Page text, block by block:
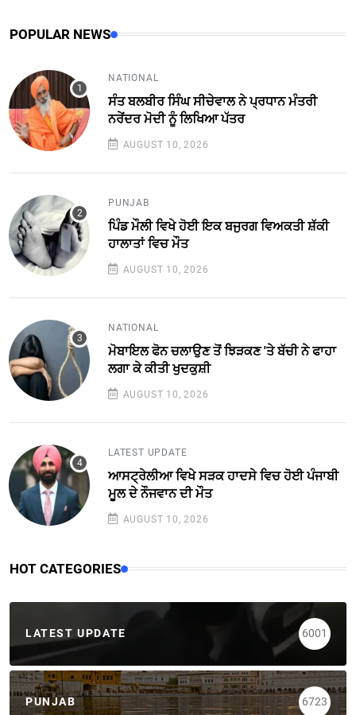
POPULAR NEWS
NATIONAL
ਸੰਤ ਬਲਬੀਰ ਸਿੰਘ ਸੀਚੇਵਾਲ ਨੇ ਪ੍ਰਧਾਨ ਮੰਤਰੀ
ਨਰੇਂਦਰ ਮੋਦੀ ਨੂੰ ਲਿਖਿਆ ਪੱਤਰ
AUGUST 10, 2026
PUNJAB
ਪਿੰਡ ਮੌਲੀ ਵਿਖੇ ਹੋਈ ਇਕ ਬਜੁਰਗ ਵਿਅਕਤੀ ਸ਼ੱਕੀ
ਹਾਲਾਤਾਂ ਵਿਚ ਮੌਤ
AUGUST 10, 2026
NATIONAL
ਮੋਬਾਇਲ ਫੋਨ ਚਲਾਉਣ ਤੋਂ ਝਿੜਕਣ 'ਤੇ ਬੱਚੀ ਨੇ ਫਾਹਾ
ਲਗਾ ਕੇ ਕੀਤੀ ਖੁਦਕੁਸ਼ੀ
AUGUST 10, 2026
LATEST UPDATE
ਆਸਟ੍ਰੇਲੀਆ ਵਿਖੇ ਸੜਕ ਹਾਦਸੇ ਵਿਚ ਹੋਈ ਪੰਜਾਬੀ
ਮੂਲ ਦੇ ਨੌਜਵਾਨ ਦੀ ਮੌਤ
AUGUST 10, 2026
HOT CATEGORIES
LATEST UPDATE 6001
PUNJAB 6723